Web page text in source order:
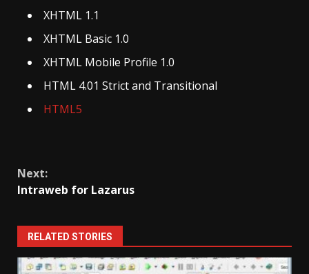
XHTML 1.1
XHTML Basic 1.0
XHTML Mobile Profile 1.0
HTML 4.01 Strict and Transitional
HTML5
Continue
Reading
Next:
Intraweb for Lazarus
RELATED STORIES